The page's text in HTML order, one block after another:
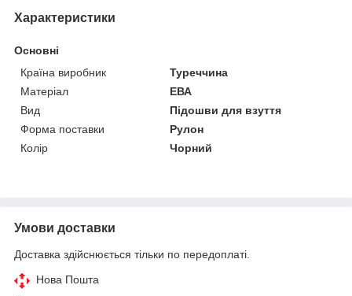
Характеристики
Основні
Країна виробник
Туреччина
Матеріал
ЕВА
Вид
Підошви для взуття
Форма поставки
Рулон
Колір
Чорний
Умови доставки
Доставка здійснюється тільки по передоплаті.
Нова Пошта